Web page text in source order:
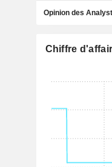
Opinion des
Chiffre